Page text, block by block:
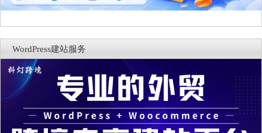
WordPress建站服务